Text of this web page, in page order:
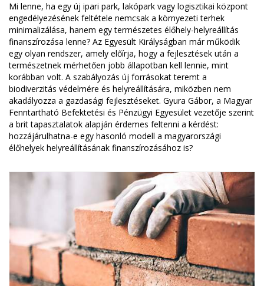
Mi lenne, ha egy új ipari park, lakópark vagy logisztikai központ
engedélyezésének feltétele nemcsak a környezeti terhek
minimalizálása, hanem egy természetes élőhely-helyreállítás
finanszírozása lenne? Az Egyesült Királyságban már működik
egy olyan rendszer, amely előírja, hogy a fejlesztések után a
természetnek mérhetően jobb állapotban kell lennie, mint
korábban volt. A szabályozás új forrásokat teremt a
biodiverzitás védelmére és helyreállítására, miközben nem
akadályozza a gazdasági fejlesztéseket. Gyura Gábor, a Magyar
Fenntartható Befektetési és Pénzügyi Egyesület vezetője szerint
a brit tapasztalatok alapján érdemes feltenni a kérdést:
hozzájárulhatna-e egy hasonló modell a magyarországi
élőhelyek helyreállításának finanszírozásához is?